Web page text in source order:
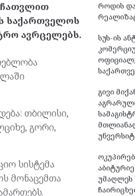
ჩათვლით
საქართველოს
ავრცელებს.
თბილისი,
გორი,
სისტემა
მონაცემთა
როდის
სუს-ის
გივი
უმაღლეს